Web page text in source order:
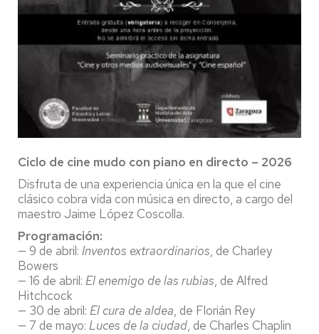
Ciclo de cine mudo con piano en directo – 2026
Disfruta de una experiencia única en la que el cine
clásico cobra vida con música en directo, a cargo del
maestro Jaime López Coscolla.
Programación:
— 9 de abril: Inventos extraordinarios, de Charley
Bowers
— 16 de abril: El enemigo de las rubias, de Alfred
Hitchcock
— 30 de abril: El cura de aldea, de Florián Rey
— 7 de mayo: Luces de la ciudad, de Charles Chaplin